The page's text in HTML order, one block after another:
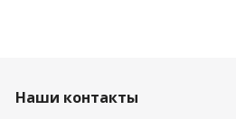
Наши контакты